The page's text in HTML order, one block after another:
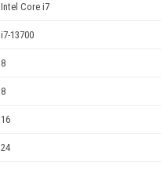
Intel Core i7
i7-13700
8
8
16
24